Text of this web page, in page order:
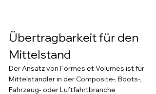
Übertragbarkeit für den
Mittelstand
Der Ansatz von Formes et Volumes ist für
Mittelständler in der Composite-, Boots-,
Fahrzeug- oder Luftfahrtbranche